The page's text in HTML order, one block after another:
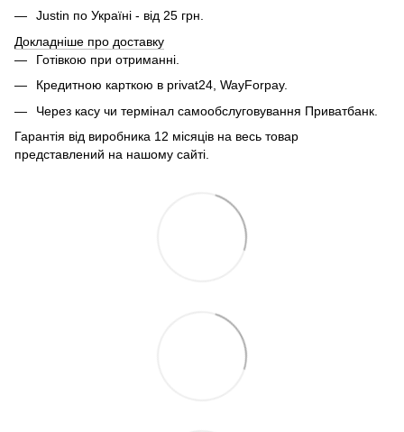
Justin по Україні - від 25 грн.
Докладніше про доставку
Готівкою при отриманні.
Кредитною карткою в privat24, WayForpay.
Через касу чи термінал самообслуговування Приватбанк.
Гарантія від виробника 12 місяців на весь товар
представлений на нашому сайті.